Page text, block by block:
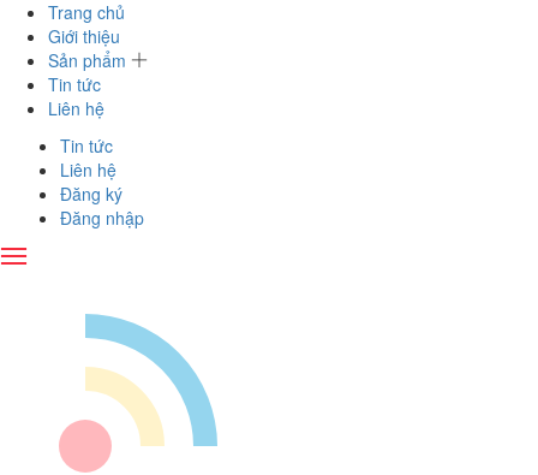
Trang chủ
Giới thiệu
Sản phẩm
Tin tức
Liên hệ
Tin tức
Liên hệ
Đăng ký
Đăng nhập